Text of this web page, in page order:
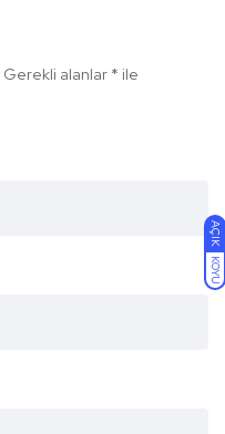
AÇIK
KOYU
Gerekli alanlar * ile